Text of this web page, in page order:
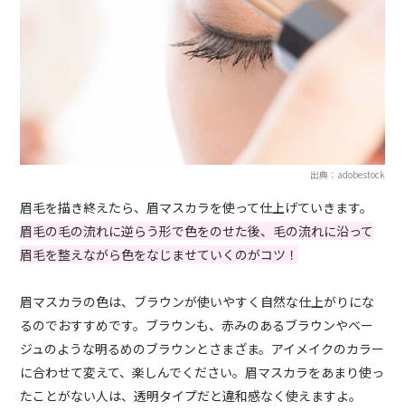
出典：adobestock
眉毛を描き終えたら、眉マスカラを使って仕上げていきます。
眉毛の毛の流れに逆らう形で色をのせた後、毛の流れに沿って
眉毛を整えながら色をなじませていくのがコツ！
眉マスカラの色は、ブラウンが使いやすく自然な仕上がりにな
るのでおすすめです。ブラウンも、赤みのあるブラウンやベー
ジュのような明るめのブラウンとさまざま。アイメイクのカラー
に合わせて変えて、楽しんでください。眉マスカラをあまり使っ
たことがない人は、透明タイプだと違和感なく使えますよ。